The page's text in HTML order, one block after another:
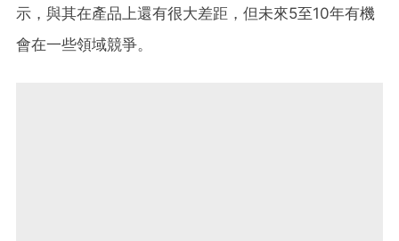
示，與其在產品上還有很大差距，但未來5至10年有機
會在一些領域競爭。